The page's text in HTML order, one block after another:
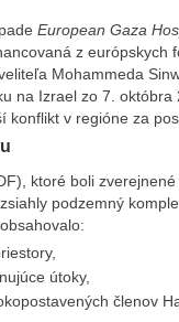
European Gaza
z európskych
Mohammeda
na Izrael zo 7. októbra
konflikt v regióne za
ktoré boli
podzemný
útoky,
členov